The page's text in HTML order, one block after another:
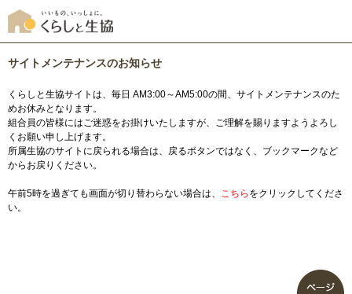
サイトメンテナンスのお知らせ
くらしと生協サイトは、毎日 AM3:00～AM5:00の間、サイトメンテナンスのた
めお休みとなります。
組合員の皆様にはご迷惑をお掛けいたしますが、ご理解を賜りますようよろし
くお願い申し上げます。
所属生協のサイトに戻られる場合は、戻るボタンではなく、ブックマークなど
からお戻りください。
午前5時を過ぎても画面が切り替わらない場合は、 こちら をクリックしてくださ
い。